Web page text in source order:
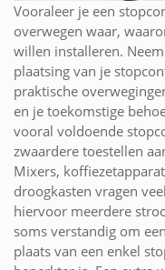
Vooraleer je een
overwegen waar,
willen installeren.
plaatsing van je
praktische
en je toekomstige
vooral voldoende
zwaardere toestellen
Mixers,
droogkasten vragen
hiervoor meerdere
soms verstandig om
plaats van een enkel